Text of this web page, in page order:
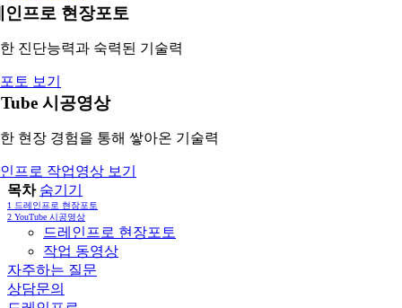
인프로 현장포토
진단능력과 숙력된 기술력
토 보기
시공영상
현장 경험을 통해 쌓아온 기술력
프로 작업영상 보기
목차 숨기기
1 드레인프로 현장포토
2 YouTube 시공영상
드레인프로 현장포토
작업 동영상
자주하는 질문
상담문의